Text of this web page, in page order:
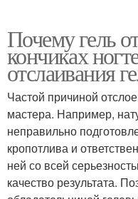
Почему гель
кончиках
отслаивания
Частой причиной
мастера. Например,
неправильно
кропотлива и
ней со всей
качество результата.